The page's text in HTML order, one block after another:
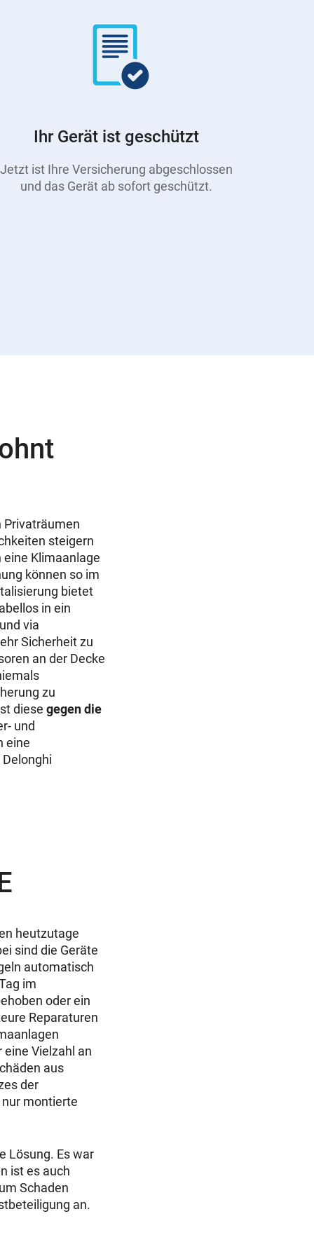
Ihr Gerät ist geschützt
Jetzt ist Ihre Versicherung abgeschlossen
und das Gerät ab sofort geschützt.
Privaträumen
steigern
Klimaanlage
können so im
bietet
in ein
via
Sicherheit zu
an der Decke
zu
diese gegen die
und
eine
heutzutage
sind die Geräte
automatisch
im
oder ein
Reparaturen
Vielzahl an
aus
der
nur montierte
Lösung. Es war
ist es auch
Schaden
an.